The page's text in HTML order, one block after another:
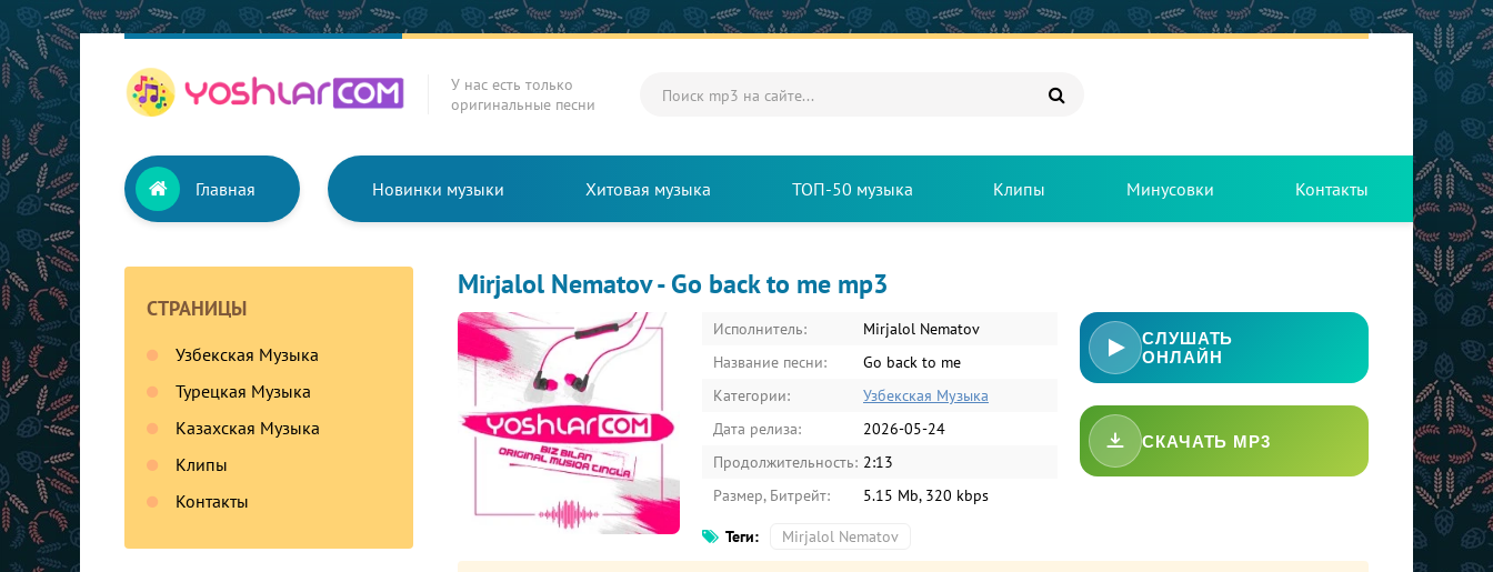
У нас есть только
оригинальные песни
Главная Новинки музыки Хитовая музыка ТОП-50 музыка Клипы Минусовки Контакты
СТРАНИЦЫ
Узбекская Музыка
Турецкая Музыка
Казахская Музыка
Клипы
Контакты
Mirjalol Nematov - Go back to me mp3
Исполнитель:
Mirjalol Nematov
Название песни:
Go back to me
Категории:
Узбекская Музыка
Дата релиза:
2026-05-24
Продолжительность: 2:13
Размер, Битрейт:
5.15 Mb, 320 kbps
Теги: Mirjalol Nematov
СЛУШАТЬ
ОНЛАЙН
СКАЧАТЬ MP3